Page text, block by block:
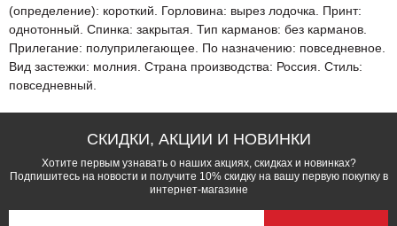
(определение): короткий. Горловина: вырез лодочка. Принт:
однотонный. Спинка: закрытая. Тип карманов: без карманов.
Прилегание: полуприлегающее. По назначению: повседневное.
Вид застежки: молния. Страна производства: Россия. Стиль:
повседневный.
СКИДКИ, АКЦИИ И НОВИНКИ
Хотите первым узнавать о наших акциях, скидках и новинках?
Подпишитесь на новости и получите 10% скидку на вашу первую покупку в
интернет-магазине